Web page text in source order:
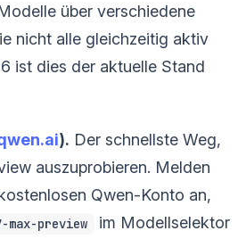
über verschiedene
nicht alle gleichzeitig aktiv
ist dies der aktuelle Stand
). Der schnellste Weg,
auszuprobieren. Melden
Qwen-Konto an,
max-preview
im Modellselektor